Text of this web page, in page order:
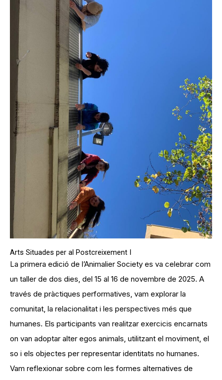
Arts Situades per al Postcreixement I
La primera edició de l’Animalier Society es va celebrar com
un taller de dos dies, del 15 al 16 de novembre de 2025. A
través de pràctiques performatives, vam explorar la
comunitat, la relacionalitat i les perspectives més que
humanes. Els participants van realitzar exercicis encarnats
on van adoptar alter egos animals, utilitzant el moviment, el
so i els objectes per representar identitats no humanes.
Vam reflexionar sobre com les formes alternatives de